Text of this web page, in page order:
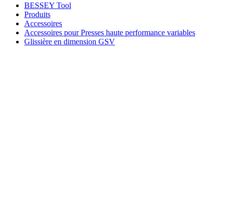
BESSEY Tool
Produits
Accessoires
Accessoires pour Presses haute performance variables
Glissière en dimension GSV